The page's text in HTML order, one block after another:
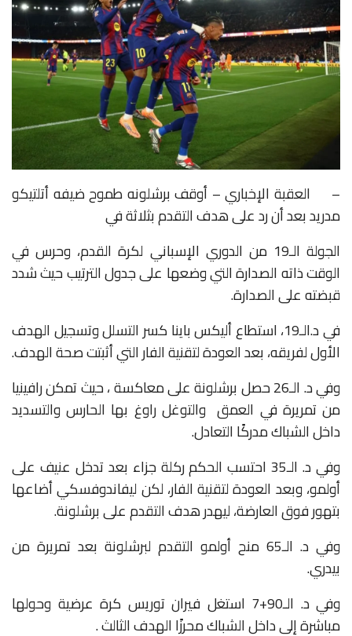
–
العقبة الإخباري – أوقف برشلونه طموح ضيفه أتلتيكو
مدريد بعد أن رد على هدف التقدم بثلاثة في
الجولة الـ19 من الدوري الإسباني لكرة القدم، وحرس في
الوقت ذاته الصدارة التي وضعها على جدول الترتيب حيث شدد
قبضته على الصدارة.
في د.الـ19، استطاع أليكس باينا كسر التسلل وتسجيل الهدف
الأول لفريقه، بعد العودة لتقنية الفار التي أثبتت صحة الهدف.
وفي د. الـ26 حصل برشلونة على معاكسة ، حيث تمكن رافينيا
من تمريرة في العمق والتوغل راوغ بها الحارس والتسديد
داخل الشباك مدركًا التعادل.
وفي د. الـ35 احتسب الحكم ركلة جزاء بعد تدخل عنيف على
أولمو، وبعد العودة لتقنية الفار، لكن ليفاندوفسكي أضاعها
بتهور فوق العارضة، ليهدر هدف التقدم على برشلونة.
وفي د. الـ65 منح أولمو التقدم لبرشلونة بعد تمريرة من
بيدري.
وفي د. الـ90+7 استغل فيران توريس كرة عرضية وحولها
مباشرة إلى داخل الشباك محرزًا الهدف الثالث .